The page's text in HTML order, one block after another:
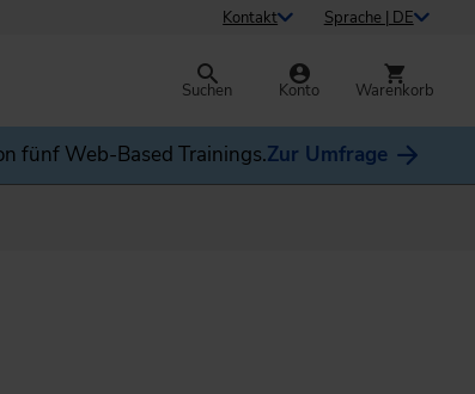
Kontakt Sprache | DE
Suchen Konto Warenkorb
fünf Web-Based Trainings.Zur Umfrage